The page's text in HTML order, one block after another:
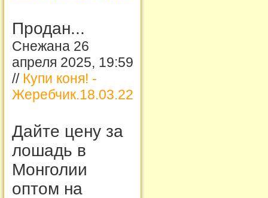
Продан...
Снежана 26
апреля 2025, 19:59
// Купи коня! -
Жеребчик.18.03.22
Дайте цену за
лошадь в
Монголии
оптом на